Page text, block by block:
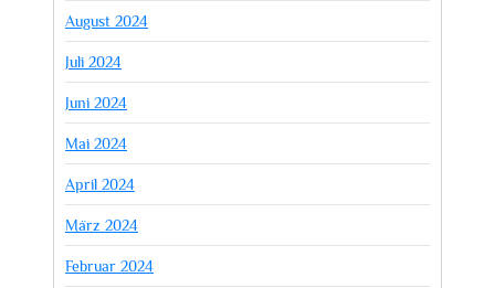
August 2024
Juli 2024
Juni 2024
Mai 2024
April 2024
März 2024
Februar 2024